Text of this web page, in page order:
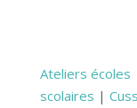
Ateliers écoles
scolaires |